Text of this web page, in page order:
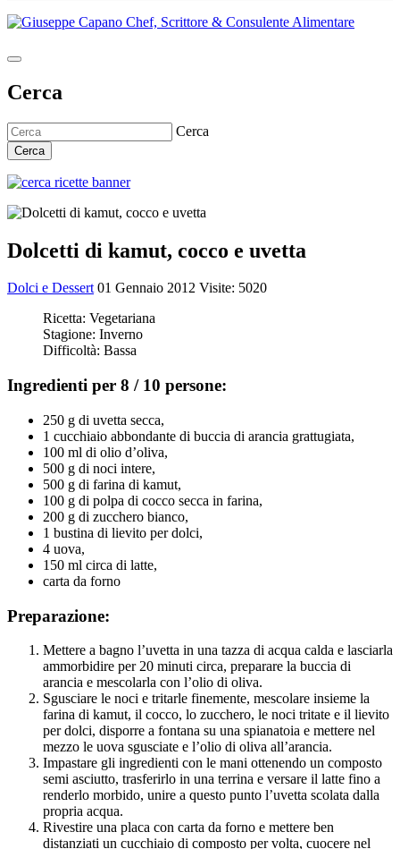
Cerca
Cerca
Cerca
Dolcetti di kamut, cocco e uvetta
Dolci e Dessert 01 Gennaio 2012 Visite: 5020
Ricetta: Vegetariana
Stagione: Inverno
Difficoltà: Bassa
Ingredienti per 8 / 10 persone:
250 g di uvetta secca,
1 cucchiaio abbondante di buccia di arancia grattugiata,
100 ml di olio d’oliva,
500 g di noci intere,
500 g di farina di kamut,
100 g di polpa di cocco secca in farina,
200 g di zucchero bianco,
1 bustina di lievito per dolci,
4 uova,
150 ml circa di latte,
carta da forno
Preparazione:
Mettere a bagno l’uvetta in una tazza di acqua calda e lasciarla
ammorbidire per 20 minuti circa, preparare la buccia di
arancia e mescolarla con l’olio di oliva.
Sgusciare le noci e tritarle finemente, mescolare insieme la
farina di kamut, il cocco, lo zucchero, le noci tritate e il lievito
per dolci, disporre a fontana su una spianatoia e mettere nel
mezzo le uova sgusciate e l’olio di oliva all’arancia.
Impastare gli ingredienti con le mani ottenendo un composto
semi asciutto, trasferirlo in una terrina e versare il latte fino a
renderlo morbido, unire a questo punto l’uvetta scolata dalla
propria acqua.
Rivestire una placa con carta da forno e mettere ben
distanziati un cucchiaio di composto per volta, cuocere nel